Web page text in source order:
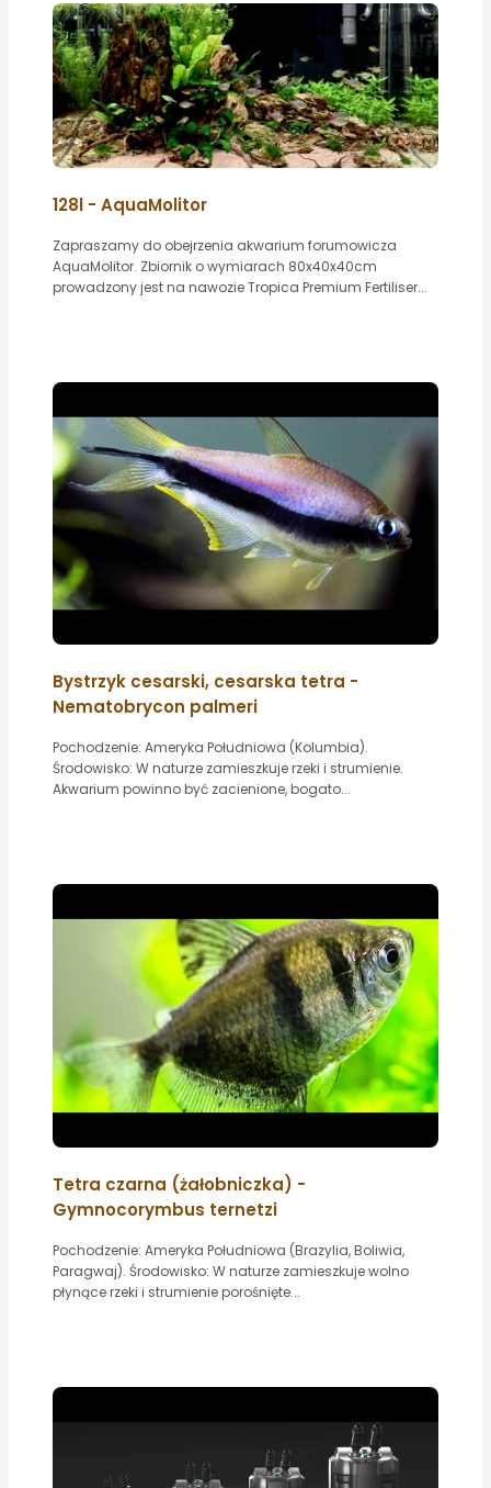
128l - AquaMolitor
Zapraszamy do obejrzenia akwarium forumowicza
AquaMolitor. Zbiornik o wymiarach 80x40x40cm
prowadzony jest na nawozie Tropica Premium Fertiliser...
Bystrzyk cesarski, cesarska tetra -
Nematobrycon palmeri
Pochodzenie: Ameryka Południowa (Kolumbia).
Środowisko: W naturze zamieszkuje rzeki i strumienie.
Akwarium powinno być zacienione, bogato...
Tetra czarna (żałobniczka) -
Gymnocorymbus ternetzi
Pochodzenie: Ameryka Południowa (Brazylia, Boliwia,
Paragwaj). Środowisko: W naturze zamieszkuje wolno
płynące rzeki i strumienie porośnięte...